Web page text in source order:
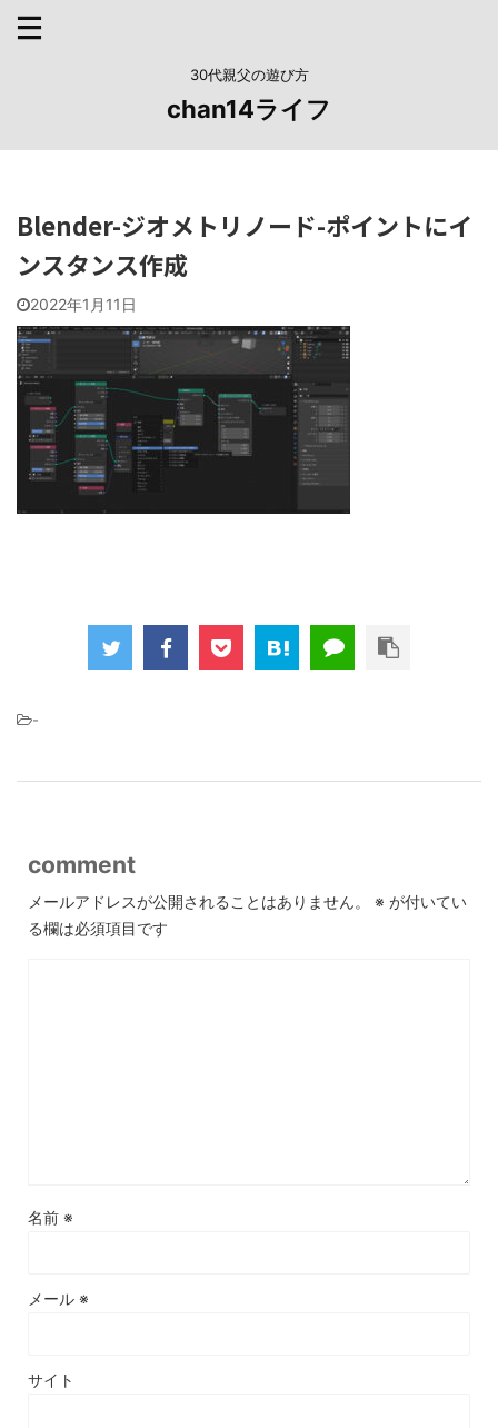
30代親父の遊び方
chan14ライフ
Blender-ジオメトリノード-ポイントにイ
ンスタンス作成
2022年1月11日
-
comment
メールアドレスが公開されることはありません。 ※ が付いてい
る欄は必須項目です
名前 ※
メール ※
サイト